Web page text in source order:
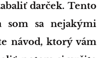
darček. Tento
som sa nejakými
návod, ktorý vám